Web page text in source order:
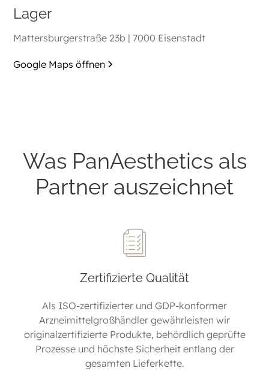
Lager
Mattersburgerstraße 23b | 7000 Eisenstadt
Google Maps öffnen
Was PanAesthetics als
Partner auszeichnet
Zertifizierte Qualität
Als ISO-zertifizierter und GDP-konformer
Arzneimittelgroßhändler gewährleisten wir
originalzertifizierte Produkte, behördlich geprüfte
Prozesse und höchste Sicherheit entlang der
gesamten Lieferkette.